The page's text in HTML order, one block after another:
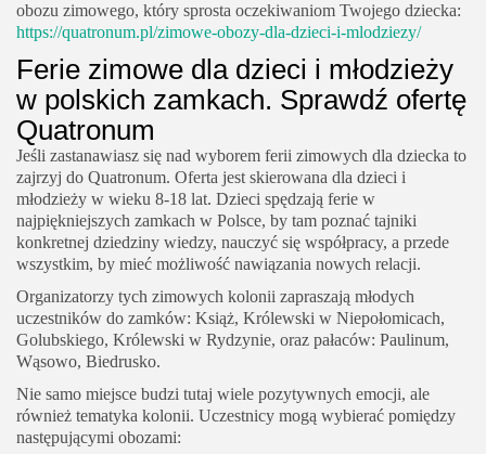
obozu zimowego, który sprosta oczekiwaniom Twojego dziecka:
https://quatronum.pl/zimowe-obozy-dla-dzieci-i-mlodziezy/
Ferie zimowe dla dzieci i młodzieży
w polskich zamkach. Sprawdź ofertę
Quatronum
Jeśli zastanawiasz się nad wyborem ferii zimowych dla dziecka to
zajrzyj do Quatronum. Oferta jest skierowana dla dzieci i
młodzieży w wieku 8-18 lat. Dzieci spędzają ferie w
najpiękniejszych zamkach w Polsce, by tam poznać tajniki
konkretnej dziedziny wiedzy, nauczyć się współpracy, a przede
wszystkim, by mieć możliwość nawiązania nowych relacji.
Organizatorzy tych zimowych kolonii zapraszają młodych
uczestników do zamków: Książ, Królewski w Niepołomicach,
Golubskiego, Królewski w Rydzynie, oraz pałaców: Paulinum,
Wąsowo, Biedrusko.
Nie samo miejsce budzi tutaj wiele pozytywnych emocji, ale
również tematyka kolonii. Uczestnicy mogą wybierać pomiędzy
następującymi obozami: